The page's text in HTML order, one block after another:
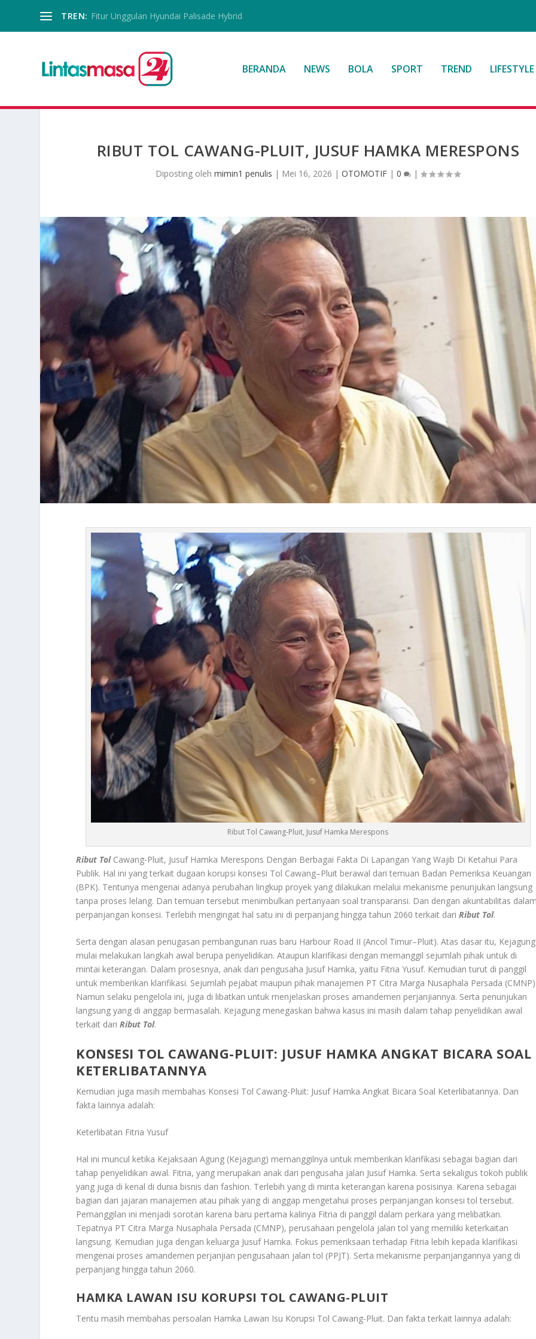
TREN: Fitur Unggulan Hyundai Palisade Hybrid
BERANDA NEWS BOLA SPORT TREND LIFESTYLE
RIBUT TOL CAWANG-PLUIT, JUSUF HAMKA MERESPONS
Diposting olehmimin1 penulis | Mei 16, 2026 |OTOMOTIF |0 |
Ribut Tol Cawang-Pluit, Jusuf Hamka Merespons
Ribut TolCawang-Pluit, Jusuf Hamka Merespons Dengan Berbagai Fakta Di Lapangan Yang Wajib Di Ketahui Para
Publik. Hal ini yang terkait dugaan korupsi konsesi Tol Cawang–Pluit berawal dari temuan Badan Pemeriksa Keuangan
(BPK). Tentunya mengenai adanya perubahan lingkup proyek yang dilakukan melalui mekanisme penunjukan langsung
tanpa proses lelang. Dan temuan tersebut menimbulkan pertanyaan soal transparansi. Dan dengan akuntabilitas
perpanjangan konsesi. Terlebih mengingat hal satu ini di perpanjang hingga tahun 2060 terkait dariRibut Tol.
Serta dengan alasan penugasan pembangunan ruas baru Harbour Road II (Ancol Timur–Pluit). Atas dasar itu, Kejagung
mulai melakukan langkah awal berupa penyelidikan. Ataupun klarifikasi dengan memanggil sejumlah pihak untuk di
mintai keterangan. Dalam prosesnya, anak dari pengusaha Jusuf Hamka, yaitu Fitria Yusuf. Kemudian turut di panggil
untuk memberikan klarifikasi. Sejumlah pejabat maupun pihak manajemen PT Citra Marga Nusaphala Persada
Namun selaku pengelola ini, juga di libatkan untuk menjelaskan proses amandemen perjanjiannya. Serta penunjukan
langsung yang di anggap bermasalah. Kejagung menegaskan bahwa kasus ini masih dalam tahap penyelidikan awal
terkait dariRibut Tol.
KONSESI TOL CAWANG-PLUIT: JUSUF HAMKA ANGKAT BICARA SOAL
KETERLIBATANNYA
Kemudian juga masih membahas Konsesi Tol Cawang-Pluit: Jusuf Hamka Angkat Bicara Soal Keterlibatannya. Dan
fakta lainnya adalah:
Keterlibatan Fitria Yusuf
Hal ini muncul ketika Kejaksaan Agung (Kejagung) memanggilnya untuk memberikan klarifikasi sebagai bagian dari
tahap penyelidikan awal. Fitria, yang merupakan anak dari pengusaha jalan Jusuf Hamka. Serta sekaligus tokoh publik
yang juga di kenal di dunia bisnis dan fashion. Terlebih yang di minta keterangan karena posisinya. Karena sebagai
bagian dari jajaran manajemen atau pihak yang di anggap mengetahui proses perpanjangan konsesi tol tersebut.
Pemanggilan ini menjadi sorotan karena baru pertama kalinya Fitria di panggil dalam perkara yang melibatkan.
Tepatnya PT Citra Marga Nusaphala Persada (CMNP), perusahaan pengelola jalan tol yang memiliki keterkaitan
langsung. Kemudian juga dengan keluarga Jusuf Hamka. Fokus pemeriksaan terhadap Fitria lebih kepada klarifikasi
mengenai proses amandemen perjanjian pengusahaan jalan tol (PPJT). Serta mekanisme perpanjangannya yang di
perpanjang hingga tahun 2060.
HAMKA LAWAN ISU KORUPSI TOL CAWANG-PLUIT
Tentu masih membahas persoalan Hamka Lawan Isu Korupsi Tol Cawang-Pluit. Dan fakta terkait lainnya adalah: